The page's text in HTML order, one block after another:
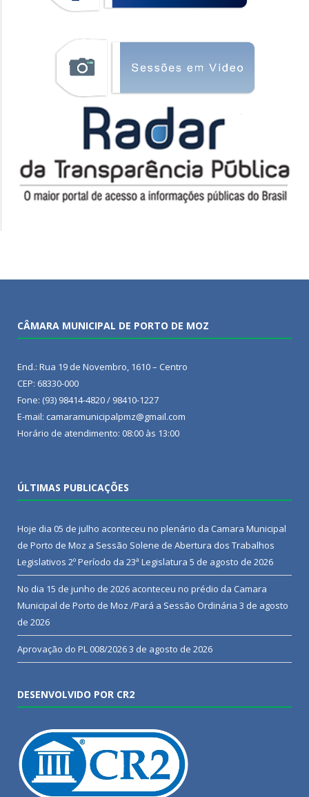
CÂMARA MUNICIPAL DE PORTO DE MOZ
End.: Rua 19 de Novembro, 1610 – Centro
CEP: 68330-000
Fone: (93) 98414-4820 / 98410-1227
E-mail: camaramunicipalpmz@gmail.com
Horário de atendimento: 08:00 às 13:00
ÚLTIMAS PUBLICAÇÕES
Hoje dia 05 de julho aconteceu no plenário da Camara Municipal
de Porto de Moz a Sessão Solene de Abertura dos Trabalhos
Legislativos 2º Período da 23ª Legislatura 5 de agosto de 2026
No dia 15 de junho de 2026 aconteceu no prédio da Camara
Municipal de Porto de Moz /Pará a Sessão Ordinária 3 de agosto
de 2026
Aprovação do PL 008/20263 de agosto de 2026
DESENVOLVIDO POR CR2